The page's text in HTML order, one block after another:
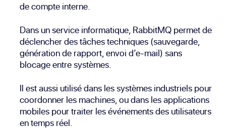
de compte interne.
Dans un service informatique, RabbitMQ permet de
déclencher des tâches techniques (sauvegarde,
génération de rapport, envoi d’e-mail) sans
blocage entre systèmes.
Il est aussi utilisé dans les systèmes industriels pour
coordonner les machines, ou dans les applications
mobiles pour traiter les événements des utilisateurs
en temps réel.